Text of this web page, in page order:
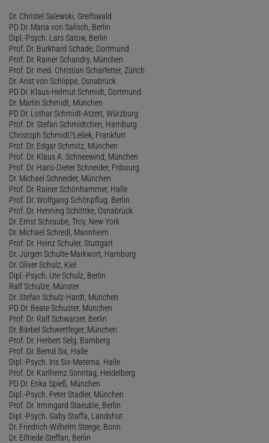
Dr. Christel Salewski, Greifswald
PD Dr. Maria von Salisch, Berlin
Dipl.-Psych. Lars Satow, Berlin
Prof. Dr. Burkhard Schade, Dortmund
Prof. Dr. Rainer Schandry, München
Prof. Dr. med. Christian Scharfetter, Zürich
Dr. Arist von Schlippe, Osnabrück
PD Dr. Klaus-Helmut Schmidt, Dortmund
Dr. Martin Schmidt, München
PD Dr. Lothar Schmidt-Atzert, Würzburg
Prof. Dr. Stefan Schmidtchen, Hamburg
Christoph Schmidt?Lellek, Frankfurt
Prof. Dr. Edgar Schmitz, München
Prof. Dr. Klaus A. Schneewind, München
Prof. Dr. Hans-Dieter Schneider, Fribourg
Dr. Michael Schneider, München
Prof. Dr. Rainer Schönhammer, Halle
Prof. Dr. Wolfgang Schönpflug, Berlin
Prof. Dr. Henning Schöttke, Osnabrück
Dr. Ernst Schraube, Troy, New York
Dr. Michael Schredl, Mannheim
Prof. Dr. Heinz Schuler, Stuttgart
Dr. Jürgen Schulte-Markwort, Hamburg
Dr. Oliver Schulz, Kiel
Dipl.-Psych. Ute Schulz, Berlin
Ralf Schulze, Münster
Dr. Stefan Schulz-Hardt, München
PD Dr. Beate Schuster, München
Prof. Dr. Ralf Schwarzer, Berlin
Dr. Bärbel Schwertfeger, München
Prof. Dr. Herbert Selg, Bamberg
Prof. Dr. Bernd Six, Halle
Dipl.-Psych. Iris Six-Materna, Halle
Prof. Dr. Karlheinz Sonntag, Heidelberg
PD Dr. Erika Spieß, München
Dipl.-Psych. Peter Stadler, München
Prof. Dr. Irmingard Staeuble, Berlin
Dipl.-Psych. Gaby Staffa, Landshut
Dr. Friedrich-Wilhelm Steege, Bonn
Dr. Elfriede Steffan, Berlin